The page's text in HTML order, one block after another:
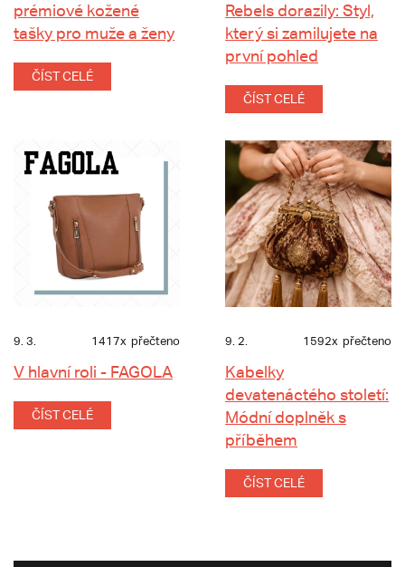
prémiové kožené
tašky pro muže a ženy
ČÍST CELÉ
Rebels dorazily: Styl,
který si zamilujete na
první pohled
ČÍST CELÉ
9. 3. 1417x přečteno
V hlavní roli - FAGOLA
ČÍST CELÉ
9. 2. 1592x přečteno
Kabelky
devatenáctého století:
Módní doplněk s
příběhem
ČÍST CELÉ